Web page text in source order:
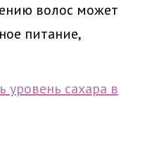
волос может
питание,
сахара в